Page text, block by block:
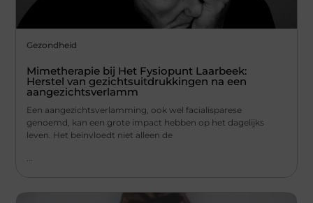
Gezondheid
Mimetherapie bij Het Fysiopunt Laarbeek:
Herstel van gezichtsuitdrukkingen na een
aangezichtsverlamm
Een aangezichtsverlamming, ook wel facialisparese
genoemd, kan een grote impact hebben op het dagelijks
leven. Het beïnvloedt niet alleen de